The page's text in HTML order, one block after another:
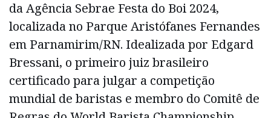
da Agência Sebrae Festa do Boi 2024,
localizada no Parque Aristófanes Fernandes
em Parnamirim/RN. Idealizada por Edgard
Bressani, o primeiro juiz brasileiro
certificado para julgar a competição
mundial de baristas e membro do Comitê de